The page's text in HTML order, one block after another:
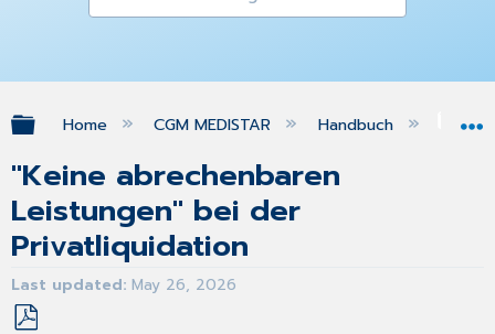
Expand/collapse global hierarchy
Home CGM MEDISTAR Handbuch
"Keine abrechenbaren
Leistungen" bei der
Privatliquidation
Last updated May 26, 2026